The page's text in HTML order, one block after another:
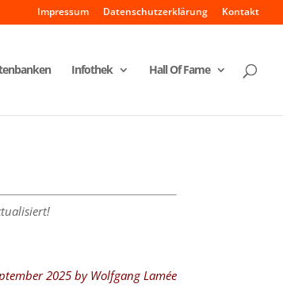
Impressum Datenschutzerklärung Kontakt
Infothek Hall Of Fame
2025 by Wolfgang Lamée